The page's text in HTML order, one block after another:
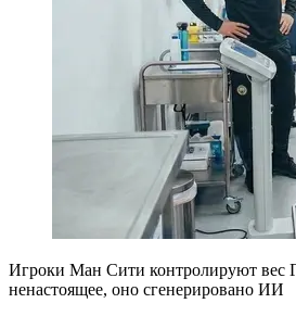
Игроки Ман Сити контролируют вес
ненастоящее, оно сгенерировано ИИ